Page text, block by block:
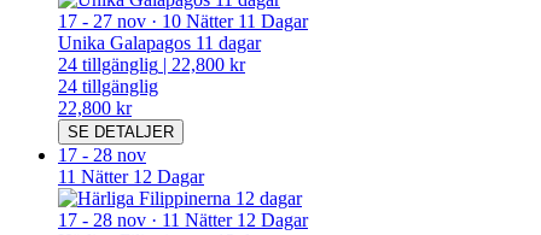
17 - 27 nov · 10 Nätter 11 Dagar
Unika Galapagos 11 dagar
24 tillgänglig | 22,800 kr
24 tillgänglig
22,800 kr
SE DETALJER
17 - 28 nov
11 Nätter 12 Dagar
17 - 28 nov · 11 Nätter 12 Dagar